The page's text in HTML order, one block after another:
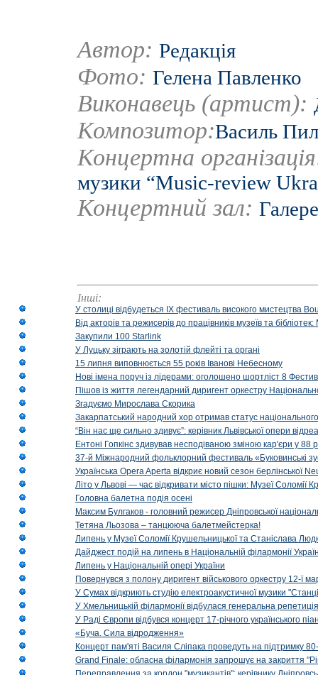
Автор: Редакція
Фото: Гелена Павленко
Виконавець (артист):
Композитор:Василь
Концертна
музики “Music-review
Концертний зал:
Інші:
У столиці відбудеться IX фестиваль високого мистецтва
Від акторів та режисерів до працівників музеїв та
Закупили 100 Starlink
У Луцьку зіграють на золотій флейті та органі
15 липня виповнюється 55 років Іванові Небесному
Нові імена поруч із лідерами: оголошено шортліст 8
Пішов із життя легендарний диригент оркестру
Згадуємо Мирослава Скорика
Закарпатський народний хор отримав статус національного
“Він нас ще сильно здивує”: керівник Львівської опери
Ентоні Гопкінс здивував несподіваною зміною кар'єри у 88
37-й Міжнародний фольклорний фестиваль «Буковинські
Українська Opera Aperta відкриє новий сезон берлінської
Літо у Львові — час відкривати місто пішки: Музеї Соломії
Головна балетна подія осені
Максим Булгаков - головний режисер Дніпровської
Тетяна Льозова – танцююча балетмейстерка!
Липень у Музеї Соломії Крушельницької та Станіслава
Дайджест подій на липень в Національній філармонії
Липень у Національній опері України
Повернувся з полону диригент військового оркестру 12-ї
У Сумах відкриють студію електроакустичної музики
У Хмельницькій філармонії відбулася генеральна
У Раді Європи відбувся концерт 17-річного українського
«Буча. Сила відродження»
Концерт пам'яті Василя Сліпака проведуть на підтримку
Grand Finale: обласна філармонія запрошує на закриття